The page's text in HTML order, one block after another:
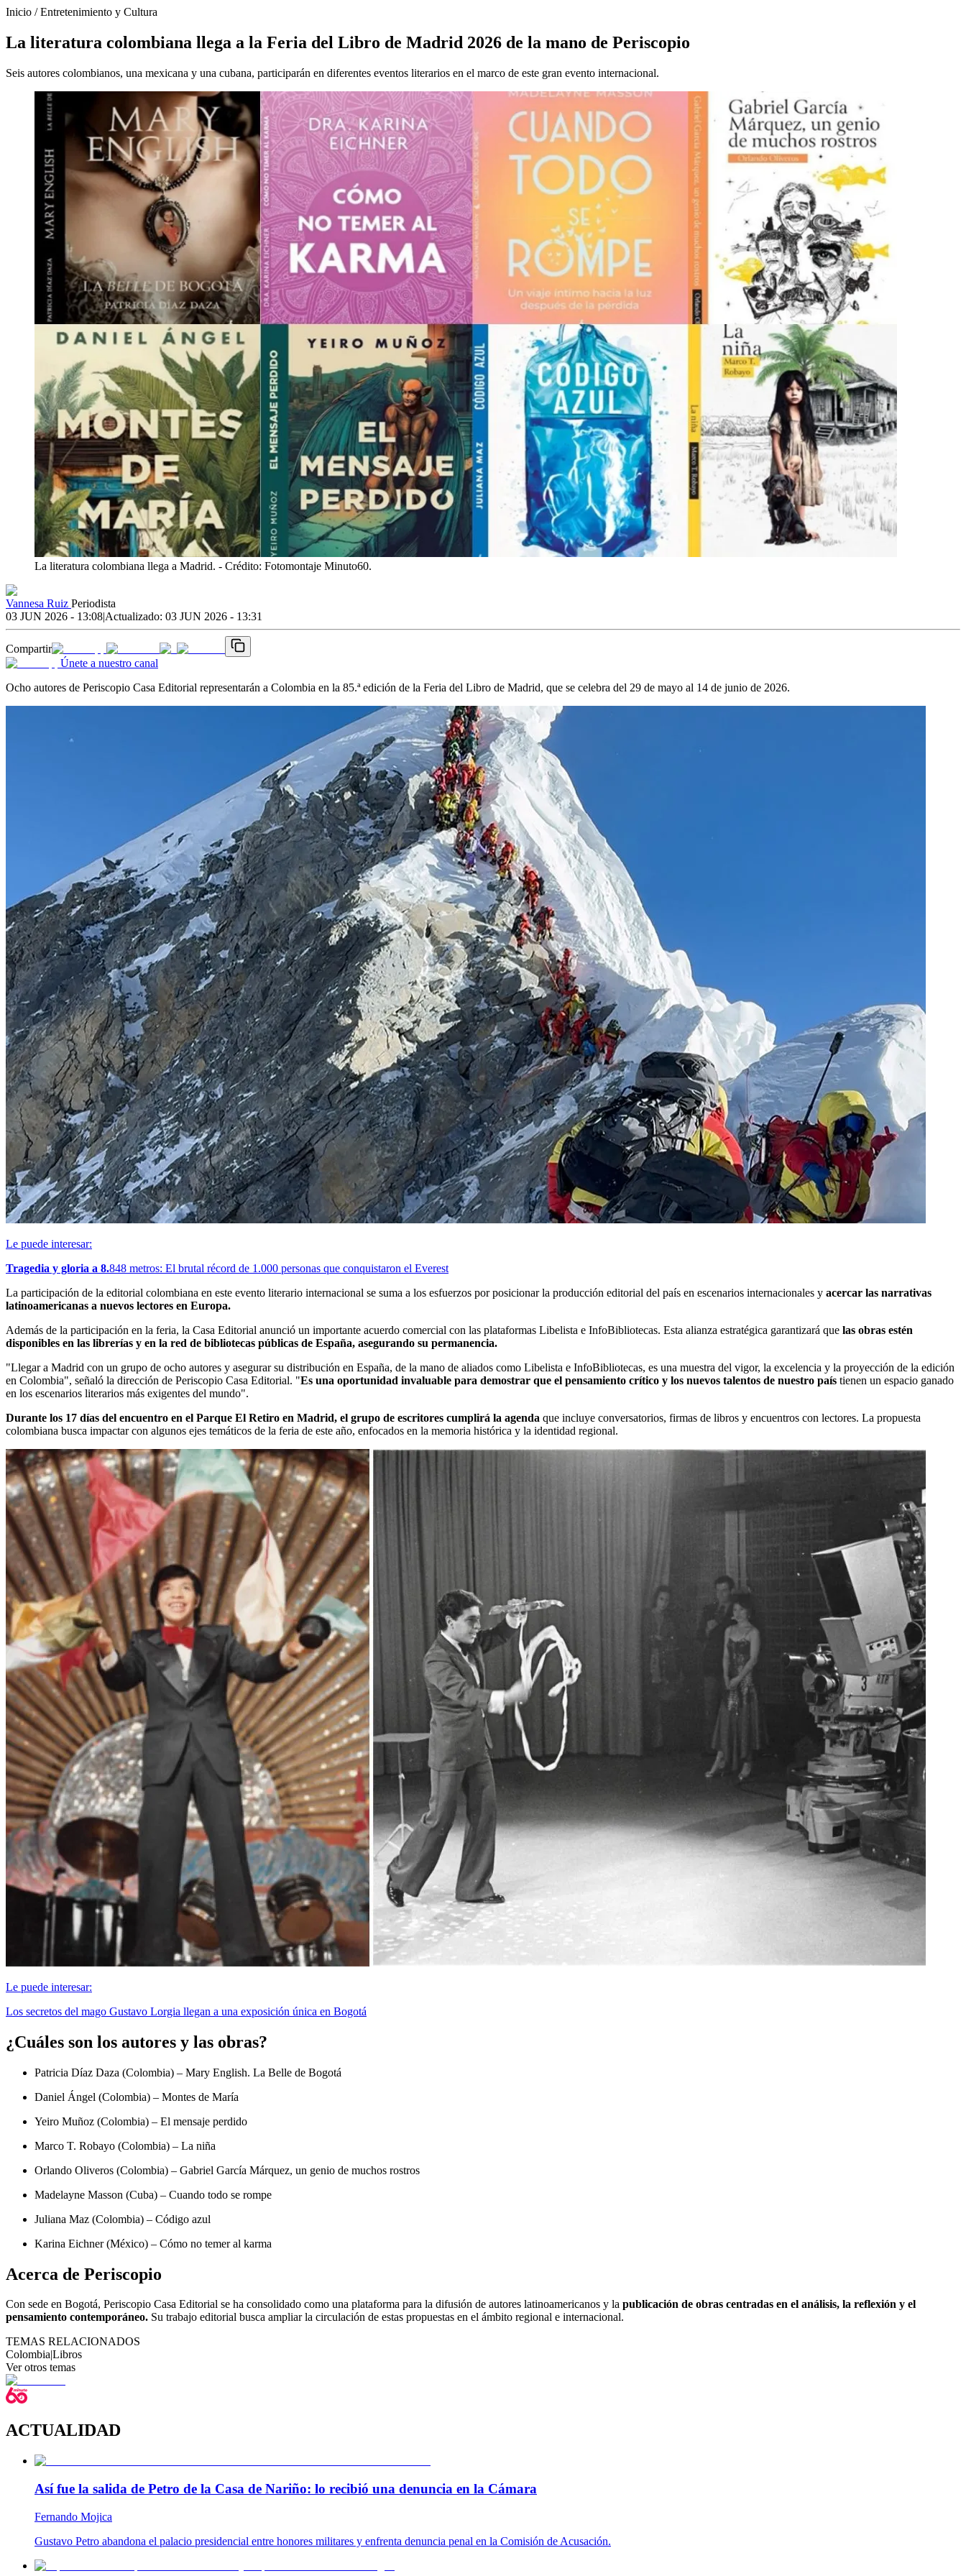
Inicio /Entretenimiento y Cultura
La literatura colombiana llega a la Feria del Libro de Madrid 2026 de la mano de Periscopio
Seis autores colombianos, una mexicana y una cubana, participarán en diferentes eventos literarios en el marco de este gran evento internacional.
La literatura colombiana llega a Madrid. - Crédito: Fotomontaje Minuto60.
Vannesa Ruiz Periodista
03 JUN 2026 - 13:08|Actualizado: 03 JUN 2026 - 13:31
Compartir
Únete a nuestro canal
Ocho autores de Periscopio Casa Editorial representarán a Colombia en la 85.ª edición de la Feria del Libro de Madrid, que se celebra del 29 de mayo al 14 de junio de 2026.
Le puede interesar:
Tragedia y gloria a 8.848 metros: El brutal récord de 1.000 personas que conquistaron el Everest
La participación de la editorial colombiana en este evento literario internacional se suma a los esfuerzos por posicionar la producción editorial del país en escenarios internacionales y acercar las narrativas
latinoamericanas a nuevos lectores en Europa.
Además de la participación en la feria, la Casa Editorial anunció un importante acuerdo comercial con las plataformas Libelista e InfoBibliotecas. Esta alianza estratégica garantizará que las obras estén
disponibles en las librerías y en la red de bibliotecas públicas de España, asegurando su permanencia.
"Llegar a Madrid con un grupo de ocho autores y asegurar su distribución en España, de la mano de aliados como Libelista e InfoBibliotecas, es una muestra del vigor, la excelencia y la proyección de la edición
en Colombia", señaló la dirección de Periscopio Casa Editorial. "Es una oportunidad invaluable para demostrar que el pensamiento crítico y los nuevos talentos de nuestro país tienen un espacio ganado
en los escenarios literarios más exigentes del mundo".
Durante los 17 días del encuentro en el Parque El Retiro en Madrid, el grupo de escritores cumplirá la agenda que incluye conversatorios, firmas de libros y encuentros con lectores. La propuesta
colombiana busca impactar con algunos ejes temáticos de la feria de este año, enfocados en la memoria histórica y la identidad regional.
Le puede interesar:
Los secretos del mago Gustavo Lorgia llegan a una exposición única en Bogotá
¿Cuáles son los autores y las obras?
Patricia Díaz Daza (Colombia) – Mary English. La Belle de Bogotá
Daniel Ángel (Colombia) – Montes de María
Yeiro Muñoz (Colombia) – El mensaje perdido
Marco T. Robayo (Colombia) – La niña
Orlando Oliveros (Colombia) – Gabriel García Márquez, un genio de muchos rostros
Madelayne Masson (Cuba) – Cuando todo se rompe
Juliana Maz (Colombia) – Código azul
Karina Eichner (México) – Cómo no temer al karma
Acerca de Periscopio
Con sede en Bogotá, Periscopio Casa Editorial se ha consolidado como una plataforma para la difusión de autores latinoamericanos y la publicación de obras centradas en el análisis, la reflexión y el
pensamiento contemporáneo. Su trabajo editorial busca ampliar la circulación de estas propuestas en el ámbito regional e internacional.
TEMAS RELACIONADOS
Colombia|Libros
Ver otros temas
ACTUALIDAD
Así fue la salida de Petro de la Casa de Nariño: lo recibió una denuncia en la Cámara
Fernando Mojica
Gustavo Petro abandona el palacio presidencial entre honores militares y enfrenta denuncia penal en la Comisión de Acusación.